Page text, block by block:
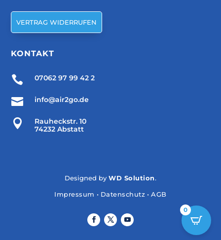
VERTRAG WIDERRUFEN
KONTAKT
 07062 97 99 42 2
 info@air2go.de

Rauheckstr. 10
74232 Abstatt
Designed byWD Solution.
Impressum • Datenschutz • AGB
0